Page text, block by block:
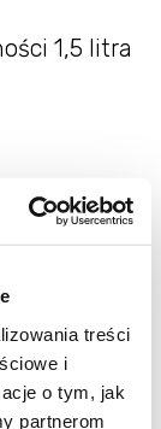
treści
i
o tym, jak
partnerom
1,5 litra